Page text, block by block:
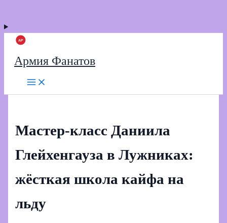
Армия Фанатов
Мастер-класс Даниила
Глейхенгауза в Лужниках:
жёсткая школа кайфа на
льду